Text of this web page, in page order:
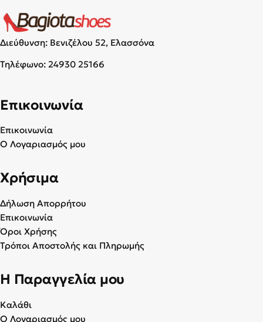
Διεύθυνση: Βενιζέλου 52, Ελασσόνα
Τηλέφωνο: 24930 25166
Επικοινωνία
Επικοινωνία
Ο Λογαριασμός μου
Χρήσιμα
Δήλωση Απορρήτου
Επικοινωνία
Όροι Χρήσης
Τρόποι Αποστολής και Πληρωμής
Η Παραγγελία μου
Καλάθι
Ο Λογαριασμός μου